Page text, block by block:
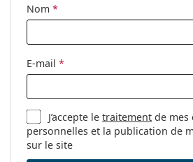
Nom *
E-mail *
J’accepte letraitement de mes
personnelles et la publication de
sur le site